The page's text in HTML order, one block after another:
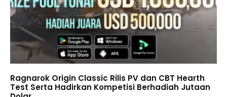
Ragnarok Origin Classic Rilis PV dan CBT Hearth
Test Serta Hadirkan Kompetisi Berhadiah Jutaan